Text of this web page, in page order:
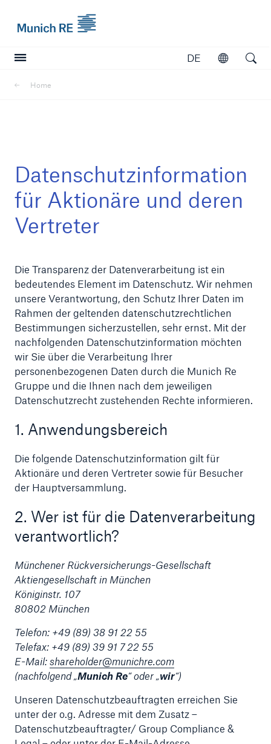
DE
Öffnen
Home
Datenschutzinformation
für Aktionäre und deren
Vertreter
Die Transparenz der Datenverarbeitung ist ein
bedeutendes Element im Datenschutz. Wir nehmen
unsere Verantwortung, den Schutz Ihrer Daten im
Rahmen der geltenden datenschutzrechtlichen
Bestimmungen sicherzustellen, sehr ernst. Mit der
nachfolgenden Datenschutzinformation möchten
wir Sie über die Verarbeitung Ihrer
personenbezogenen Daten durch die Munich Re
Gruppe und die Ihnen nach dem jeweiligen
Datenschutzrecht zustehenden Rechte informieren.
1. Anwendungsbereich
Die folgende Datenschutzinformation gilt für
Aktionäre und deren Vertreter sowie für Besucher
der Hauptversammlung.
2. Wer ist für die Datenverarbeitung
verantwortlich?
Münchener Rückversicherungs-Gesellschaft
Aktiengesellschaft in München
Königinstr. 107
80802 München
Telefon: +49 (89) 38 91 22 55
Telefax: +49 (89) 39 91 7 22 55
E-Mail:shareholder@munichre.com
(nachfolgend „Munich Re“ oder „wir“)
Unseren Datenschutzbeauftragten erreichen Sie
unter der o.g. Adresse mit dem Zusatz –
Datenschutzbeauftragter/ Group Compliance &
Tech Trend Radar 2026
Our expert perspective for insurance
Reinsurance Property/Casualty
Marine Trend Radar 2025
Naturkatastrophen
Versicherungslücke: der Anteil der nicht
versicherten Schäden aus Naturkatastrophen
seit 1980 beträgt